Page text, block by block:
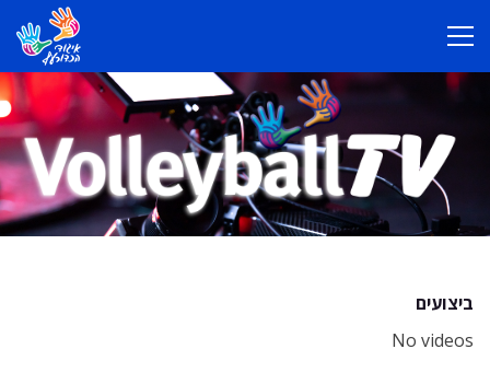
ביצועים
No videos